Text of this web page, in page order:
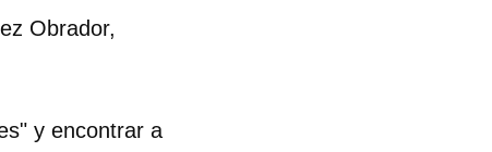
Obrador,
y encontrar a